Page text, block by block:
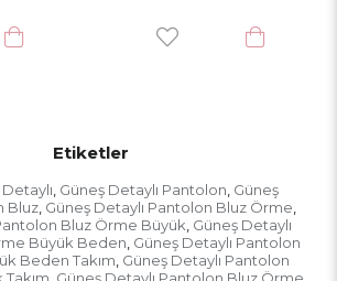
Etiketler
Güneş Detaylı Pantolon Güneş
Bluz, Güneş Detaylı Pantolon Bluz Örme
Bluz Örme Büyük Güneş Detaylı
Büyük Beden Güneş Detaylı Pantolon
Beden Takım Güneş Detaylı Pantolon
Güneş Detaylı Pantolon Bluz Örme